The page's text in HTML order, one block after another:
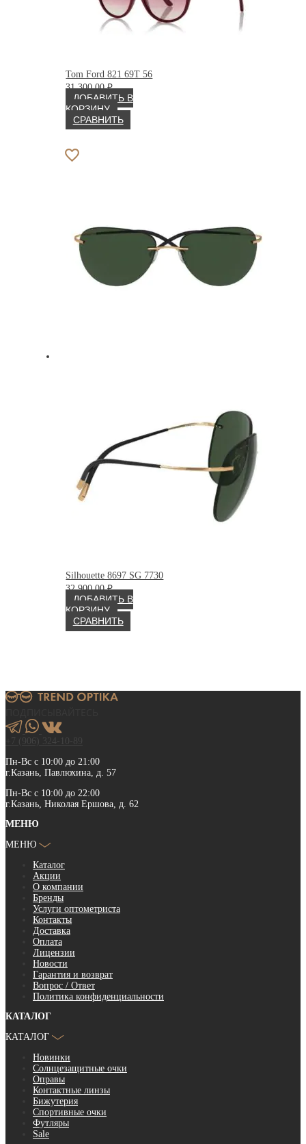
Tom Ford 821 69T 56
31 300.00₽
ДОБАВИТЬ В
КОРЗИНУ
СРАВНИТЬ
Silhouette 8697 SG 7730
32 900.00₽
ДОБАВИТЬ В
КОРЗИНУ
СРАВНИТЬ
+7 (906) 324-10-89
Пн-Вс с 10:00 до 21:00
г.Казань, Павлюхина, д. 57
Пн-Вс с 10:00 до 22:00
г.Казань, Николая Ершова, д. 62
МЕНЮ
МЕНЮ
Каталог
Акции
О компании
Бренды
Услуги оптометриста
Контакты
Доставка
Оплата
Лицензии
Новости
Гарантия и возврат
Вопрос / Ответ
Политика конфиденциальности
КАТАЛОГ
КАТАЛОГ
Новинки
Солнцезащитные очки
Оправы
Контактные линзы
Бижутерия
Спортивные очки
Футляры
Sale